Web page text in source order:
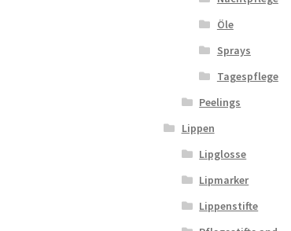
Öle
Sprays
Tagespflege
Peelings
Lippen
Lipglosse
Lipmarker
Lippenstifte